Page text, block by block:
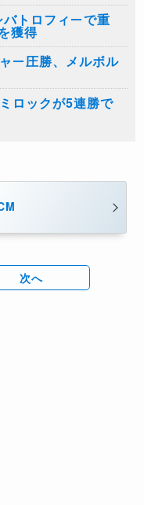
トロフィーで重
獲得
ー圧勝、メルボル
ロックが5連勝で
次へ